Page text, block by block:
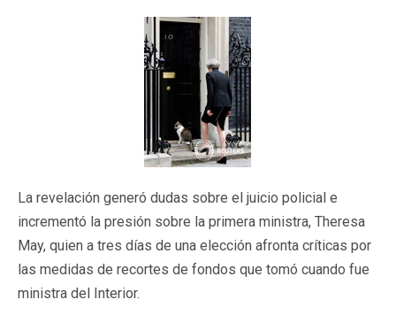
La revelación generó dudas sobre el juicio policial e
incrementó la presión sobre la primera ministra, Theresa
May, quien a tres días de una elección afronta críticas por
las medidas de recortes de fondos que tomó cuando fue
ministra del Interior.